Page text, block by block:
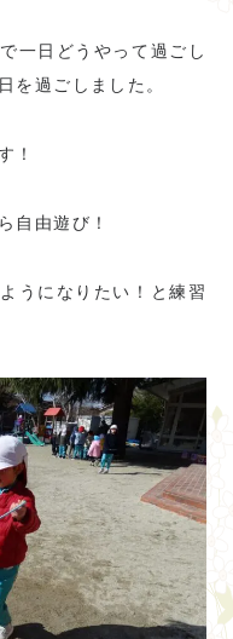
一日どうやって過ごし
を過ごしました。
！
自由遊び！
うになりたい！と練習